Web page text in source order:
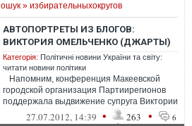
» избирательныхокругов
АВТОПОРТРЕТЫ ИЗ БЛОГОВ:
ВИКТОРИЯ ОМЕЛЬЧЕНКО (ДЖАРТЫ)
Категорія: Політичні новини України та світу:
читати новини політики
Напомним, конференция Макеевской
городской организация Партиирегионов
поддержала выдвижение супруга Виктории
Валерия Омельченко вкандида...
27.07.2012, 14:39 • 263 • 6